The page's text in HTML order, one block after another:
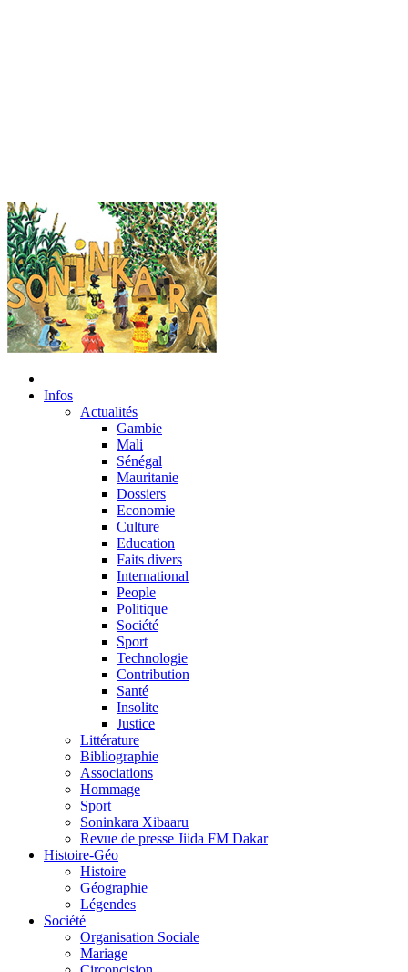
Infos
Actualités
Gambie
Mali
Sénégal
Mauritanie
Dossiers
Economie
Culture
Education
Faits divers
International
People
Politique
Société
Sport
Technologie
Contribution
Santé
Insolite
Justice
Littérature
Bibliographie
Associations
Hommage
Sport
Soninkara Xibaaru
Revue de presse Jiida FM Dakar
Histoire-Géo
Histoire
Géographie
Légendes
Société
Organisation Sociale
Mariage